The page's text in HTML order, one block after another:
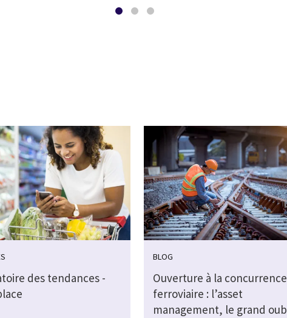
des tendances -
BLOG
Ouverture à la concurrence
ferroviaire : l’asset
management, le grand